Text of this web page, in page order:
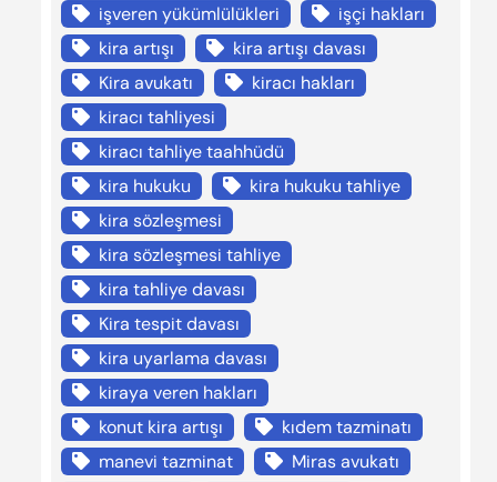
işveren yükümlülükleri
işçi hakları
kira artışı
kira artışı davası
Kira avukatı
kiracı hakları
kiracı tahliyesi
kiracı tahliye taahhüdü
kira hukuku
kira hukuku tahliye
kira sözleşmesi
kira sözleşmesi tahliye
kira tahliye davası
Kira tespit davası
kira uyarlama davası
kiraya veren hakları
konut kira artışı
kıdem tazminatı
manevi tazminat
Miras avukatı